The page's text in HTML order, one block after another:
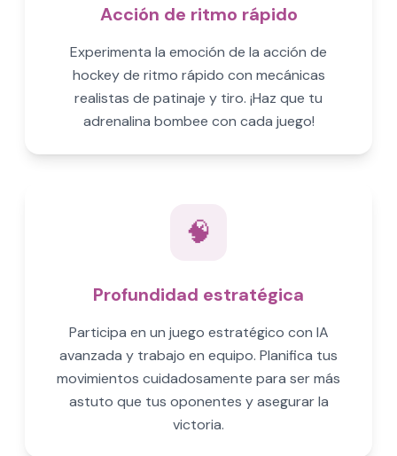
Acción de ritmo rápido
Experimenta la emoción de la acción de
hockey de ritmo rápido con mecánicas
realistas de patinaje y tiro. ¡Haz que tu
adrenalina bombee con cada juego!
🧠
Profundidad estratégica
Participa en un juego estratégico con IA
avanzada y trabajo en equipo. Planifica tus
movimientos cuidadosamente para ser más
astuto que tus oponentes y asegurar la
victoria.